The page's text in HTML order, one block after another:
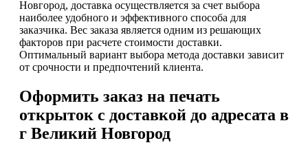
Новгород, доставка осуществляется за счет выбора
наиболее удобного и эффективного способа для
заказчика. Вес заказа является одним из решающих
факторов при расчете стоимости доставки.
Оптимальный вариант выбора метода доставки зависит
от срочности и предпочтений клиента.
Оформить заказ на печать
открыток с доставкой до адресата в
г Великий Новгород